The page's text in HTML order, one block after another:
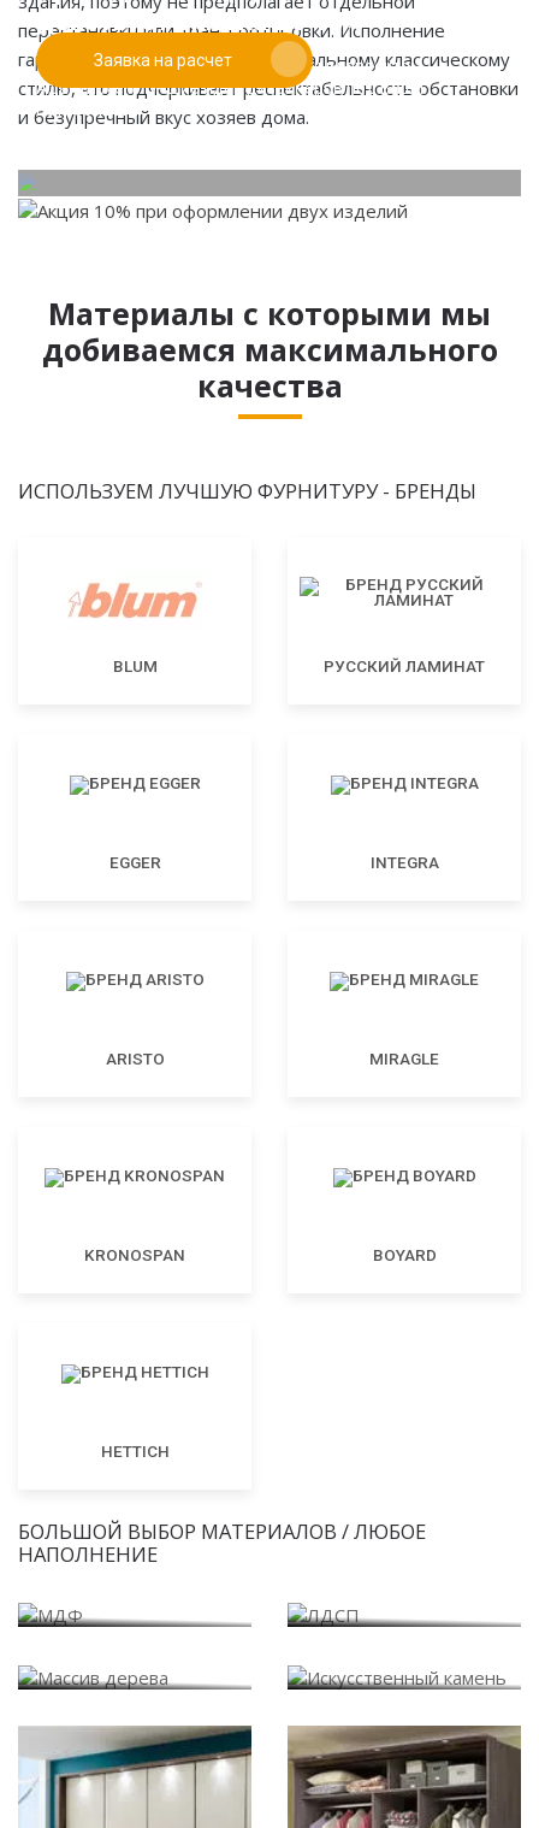
перестановки или транспортировки. Исполнение
гарнитура тяготеет к фундаментальному классическому
стилю, что подчеркивает респектабельность обстановки
и безупречный вкус хозяев дома.
Заявка на расчет
действует скидка до 10%
Работаем только по индивидуальным проектам.
Адаптируем лучшие идеи дизайнеров под Ваши
потребности.
Материалы с которыми мы
добиваемся максимального
качества
ИСПОЛЬЗУЕМ ЛУЧШУЮ ФУРНИТУРУ - БРЕНДЫ
BLUM РУССКИЙ ЛАМИНАТ
EGGER INTEGRA
ARISTO MIRAGLE
KRONOSPAN BOYARD
HETTICH
БОЛЬШОЙ ВЫБОР МАТЕРИАЛОВ / ЛЮБОЕ
НАПОЛНЕНИЕ